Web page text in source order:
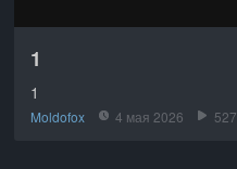
1
1
Moldofox 4 мая 2026 527